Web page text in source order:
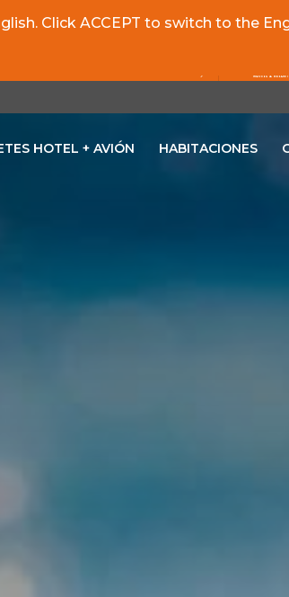
HOTEL + AVIÓN HABITACIONES
Click ACCEPT to switch to the